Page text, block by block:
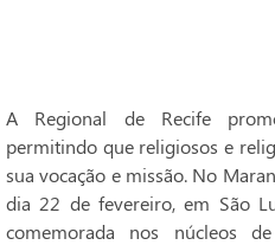
A Regional de Recife
permitindo que religiosos e
sua vocação e missão. No
dia 22 de fevereiro, em São
comemorada nos núcleos